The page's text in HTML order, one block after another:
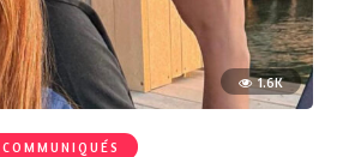
1.6K
COMMUNIQUÉS